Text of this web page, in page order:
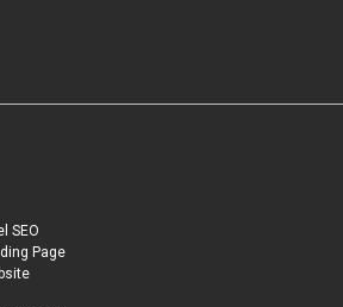
SEO
Page